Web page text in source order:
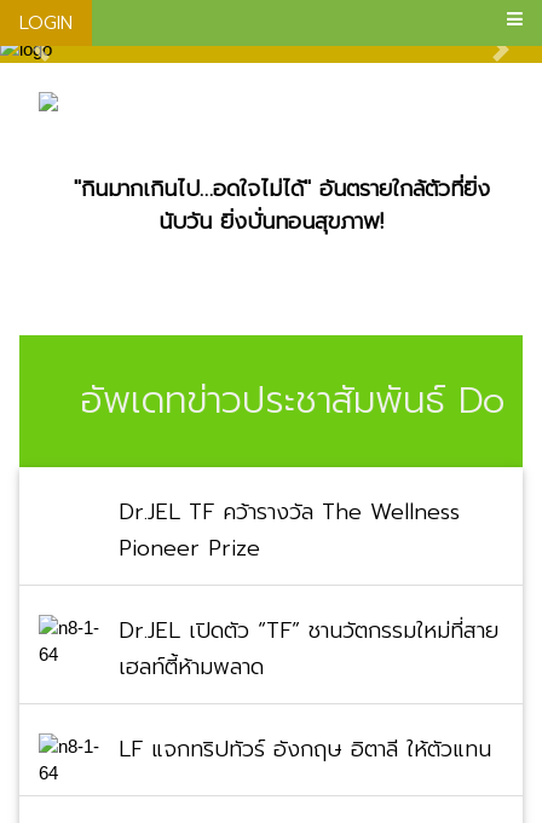
LOGIN
"กินมากเกินไป…อดใจไม่ได้" อันตรายใกล้ตัวที่ยิ่ง
นับวัน ยิ่งบั่นทอนสุขภาพ!
อัพเดทข่าวประชาสัมพันธ์
Dr.JEL TF คว้ารางวัล The Wellness
Pioneer Prize
Dr.JEL เปิดตัว “TF” ชานวัตกรรมใหม่ที่สาย
เฮลท์ตี้ห้ามพลาด
LF แจกทริปทัวร์ อังกฤษ อิตาลี ให้ตัวแทน